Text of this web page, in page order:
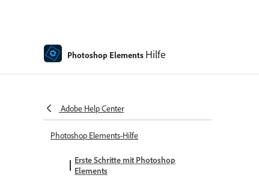
Photoshop Elements Hilfe
Adobe Help Center
Photoshop Elements-Hilfe
Erste Schritte mit Photoshop
Elements